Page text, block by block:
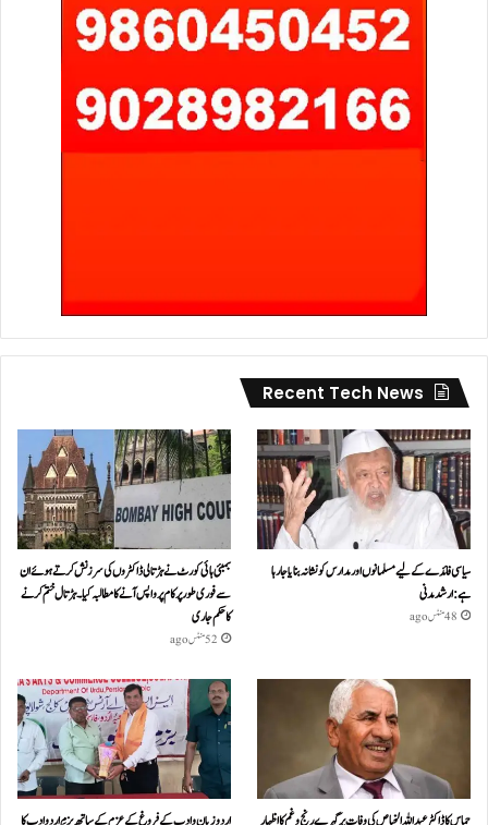
Recent Tech News
سیاسی فائدے کے لیے مسلمانوں اور مدارس کو نشانہ بنایا جا رہا
ہے: ارشد مدنی
48 منٹس ago
بمبئی ہائی کورٹ نے ہڑتالی ڈاکٹروں کی سرزنش کرتے ہوئے ان
سے فوری طور پر کام پر واپس آنے کا مطالبہ کیا۔ہڑتال ختم کرنے
کا حکم جاری
52 منٹس ago